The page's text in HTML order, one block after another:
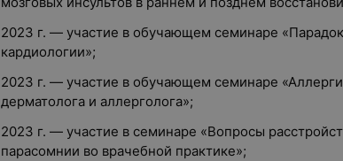
2023 г. — участие в обучающем семинаре
кардиологии»;
2023 г. — участие в обучающем семинаре
дерматолога и аллерголога»;
2023 г. — участие в семинаре «Вопросы
парасомнии во врачебной практике»;